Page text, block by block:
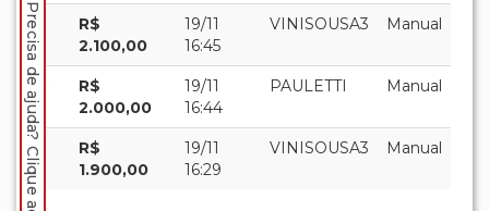
R$
2.100,00
19/11
16:45
VINISOUSA3 Manual
R$
2.000,00
19/11
16:44
PAULETTI Manual
R$
1.900,00
19/11
16:29
VINISOUSA3 Manual
Precisa de ajuda? Clique aqui.